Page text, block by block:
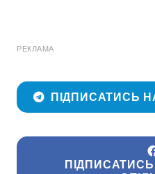
РЕКЛАМА
ПІДПИСАТИСЬ
ПІДПИСАТИСЬ